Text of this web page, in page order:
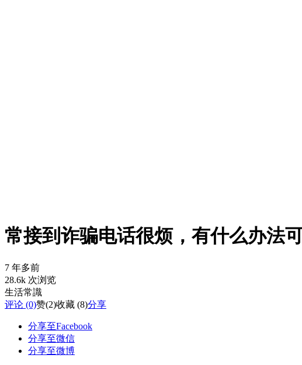
常接到诈骗电话很烦，有什么办法
7 年多前
28.6k 次浏览
生活常識
评论 (0)赞(2)收藏 (8)分享
分享至Facebook
分享至微信
分享至微博